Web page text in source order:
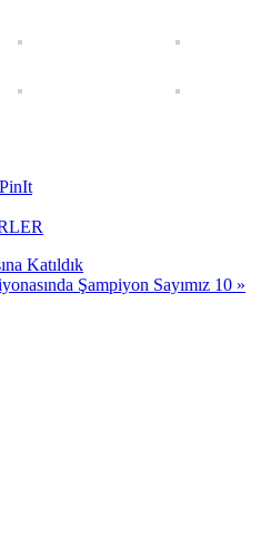
PinIt
Katıldık
Şampiyon Sayımız 10 »